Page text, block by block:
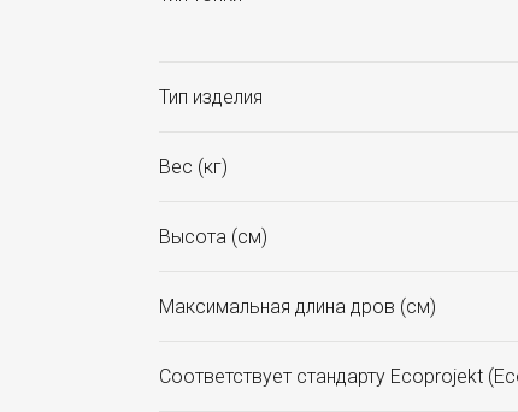
Тип изделия
Вес (кг)
Высота (см)
Максимальная длина дров (см)
Соответствует стандарту Ecoprojekt